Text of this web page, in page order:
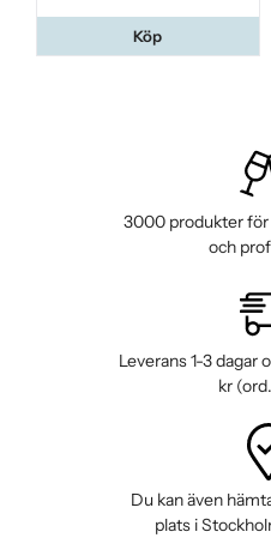
Köp
3000 produkter
och
Leverans 1-3 dagar
kr
Du kan även
plats i